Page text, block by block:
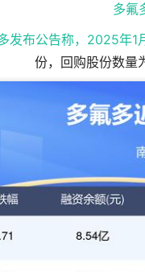
多氟
发布公告称，2025年1
份，回购股份数量